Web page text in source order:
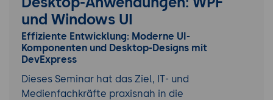
und Windows UI
Effiziente Entwicklung: Moderne UI-
Komponenten und Desktop-Designs mit
DevExpress
Dieses Seminar hat das Ziel, IT- und
Medienfachkräfte praxisnah in die